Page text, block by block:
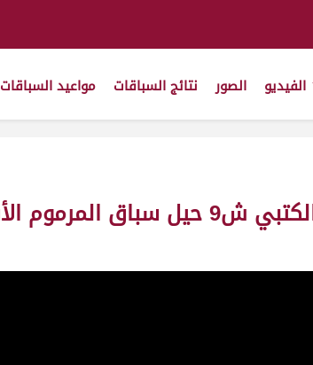
الصور نتائج السباقات مواعيد السباقات